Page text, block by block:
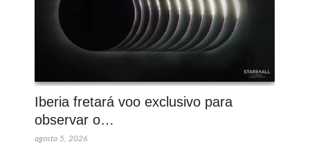
Iberia fretará voo exclusivo para
observar o…
agosto 5, 2026